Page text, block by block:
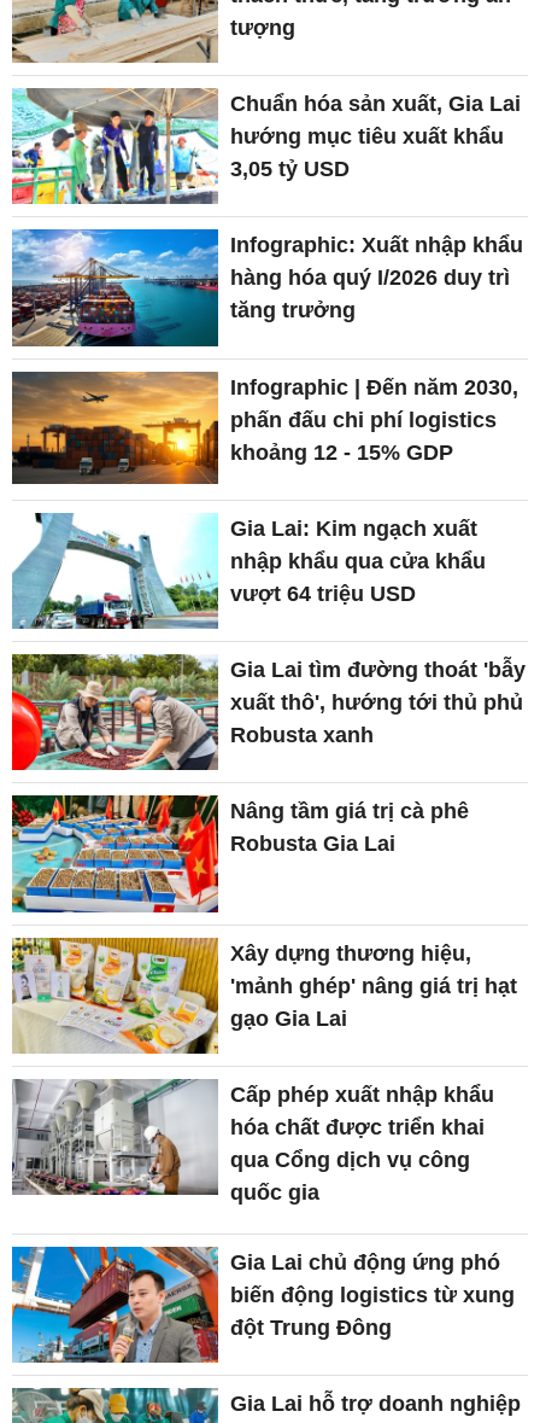
tượng
Chuẩn hóa sản xuất, Gia Lai
hướng mục tiêu xuất khẩu
3,05 tỷ USD
Infographic: Xuất nhập khẩu
hàng hóa quý I/2026 duy trì
tăng trưởng
Infographic | Đến năm 2030,
phấn đấu chi phí logistics
khoảng 12 - 15% GDP
Gia Lai: Kim ngạch xuất
nhập khẩu qua cửa khẩu
vượt 64 triệu USD
Gia Lai tìm đường thoát 'bẫy
xuất thô', hướng tới thủ phủ
Robusta xanh
Nâng tầm giá trị cà phê
Robusta Gia Lai
Xây dựng thương hiệu,
'mảnh ghép' nâng giá trị hạt
gạo Gia Lai
Cấp phép xuất nhập khẩu
hóa chất được triển khai
qua Cổng dịch vụ công
quốc gia
Gia Lai chủ động ứng phó
biến động logistics từ xung
đột Trung Đông
Gia Lai hỗ trợ doanh nghiệp